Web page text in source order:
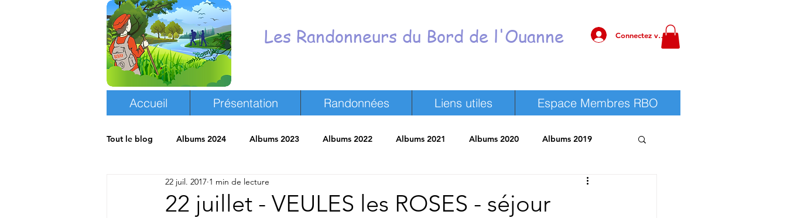
Les Randonneurs du Bord de l'Ouanne Connectez vous !
Accueil Présentation Randonnées Liens utiles Espace Membres RBO
Tout le blog Albums 2024 Albums 2023 Albums 2022 Albums 2021 Albums 2020 Albums 2019
Albums 2018 Espace randonneurs Albums 2025
22 juillet - VEULES les ROSES - séjour
22 juil. 2017 1 min de lecture